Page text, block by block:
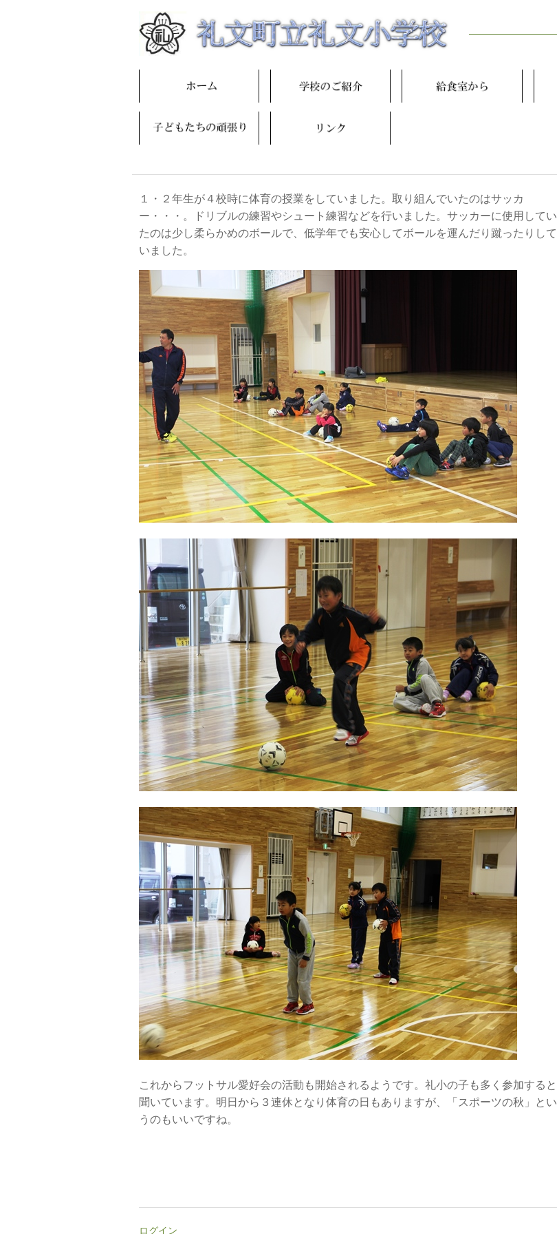
１・２年生が４校時に体育の授業をしていました。取り組んでいたのはサッカ
ー・・・。ドリブルの練習やシュート練習などを行いました。サッカーに使用してい
たのは少し柔らかめのボールで、低学年でも安心してボールを運んだり蹴ったりして
いました。
これからフットサル愛好会の活動も開始されるようです。礼小の子も多く参加すると
聞いています。明日から３連休となり体育の日もありますが、「スポーツの秋」とい
うのもいいですね。
ログイン